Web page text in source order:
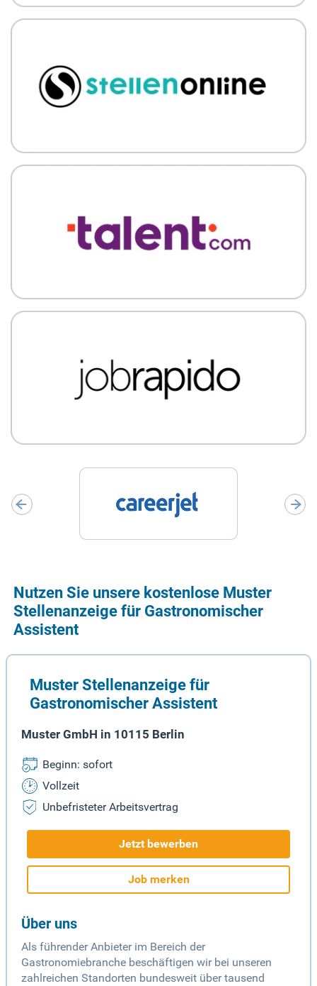
Nutzen Sie unsere kostenlose Muster
Stellenanzeige für Gastronomischer
Assistent
Muster Stellenanzeige für
Gastronomischer Assistent
Muster GmbH in 10115 Berlin
Beginn: sofort
Vollzeit
Unbefristeter Arbeitsvertrag
Jetzt bewerben
Job merken
Über uns
Als führender Anbieter im Bereich der
Gastronomiebranche beschäftigen wir bei unseren
zahlreichen Standorten bundesweit über tausend